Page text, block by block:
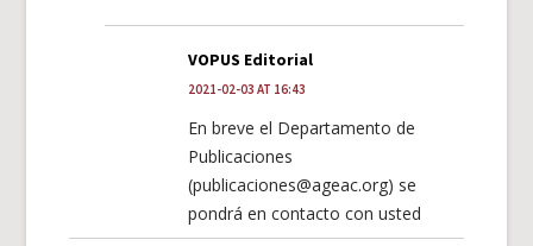
VOPUS Editorial
2021-02-03 AT 16:43
En breve el Departamento de
Publicaciones
(publicaciones@ageac.org) se
pondrá en contacto con usted